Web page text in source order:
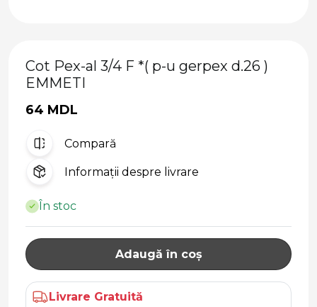
Cot Pex-al 3/4 F *( p-u gerpex d.26 )
EMMETI
64 MDL
Compară
Informații despre livrare
În stoc
Adaugă în coș
Livrare Gratuită